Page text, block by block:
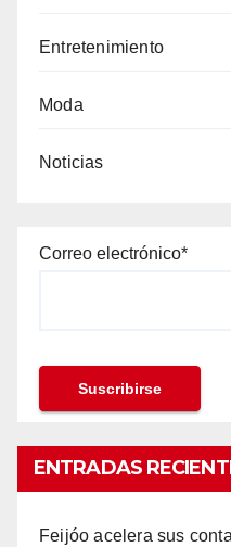
Entretenimiento
Moda
Noticias
Correo electrónico*
ENTRADAS
Feijóo acelera sus